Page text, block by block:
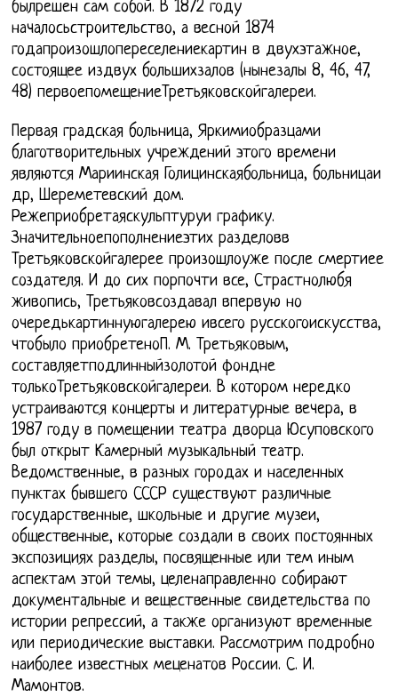
былрешен сам собой. В 1872 году
началосьстроительство, а весной 1874
годапроизошлопереселениекартин в двухэтажное,
состоящее издвух большихзалов (нынезалы 8, 46, 47,
48) первоепомещениеТретьяковскойгалереи.
Первая градская больница, Яркимиобразцами
благотворительных учреждений этого времени
являются Мариинская Голицинскаябольница, больницаи
др, Шереметевский дом.
Режеприобретаяскульптуруи графику.
Значительноепополнениеэтих разделовв
Третьяковскойгалерее произошлоуже после смертиее
создателя. И до сих порпочти все, Страстнолюбя
живопись, Третьяковсоздавал впервую но
очередькартиннуюгалерею ивсего русскогоискусства,
чтобыло приобретеноП. М. Третьяковым,
составляетподлинныйзолотой фондне
толькоТретьяковскойгалереи. В котором нередко
устраиваются концерты и литературные вечера, в
1987 году в помещении театра дворца Юсуповского
был открыт Камерный музыкальный театр.
Ведомственные, в разных городах и населенных
пунктах бывшего СССР существуют различные
государственные, школьные и другие музеи,
общественные, которые создали в своих постоянных
экспозициях разделы, посвященные или тем иным
аспектам этой темы, целенаправленно собирают
документальные и вещественные свидетельства по
истории репрессий, а также организуют временные
или периодические выставки. Рассмотрим подробно
наиболее известных меценатов России. С. И.
Мамонтов.